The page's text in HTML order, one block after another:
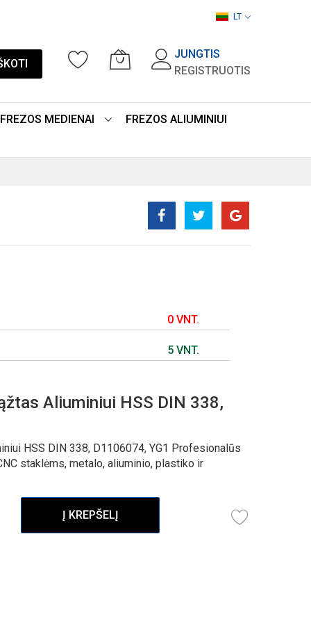
LT
JUNGTIS
REGISTRUOTIS
FREZOS MEDIENAI FREZOS ALIUMINIUI
0 VNT.
5 VNT.
Aliuminiui HSS DIN 338,
HSS DIN 338, D1106074, YG1 Profesionalūs
staklėms, metalo, aliuminio, plastiko ir
Į KREPŠELĮ